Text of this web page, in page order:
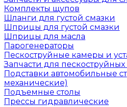
Комплекты щупов
Шланги для густой смазки
Шприцы для густой смазки
Шприцы для масла
Парогенераторы
Пескоструйные камеры и
Запчасти для
Подставки автомобильные
механические)
Подъемные столы
Прессы гидравлические